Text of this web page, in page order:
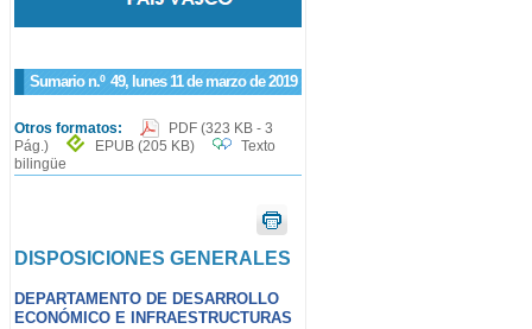
Sumario n.º 49, lunes 11 de marzo de 2019
Otros formatos: PDF (323 KB - 3
Pág.)
EPUB (205 KB)
Texto
bilingüe
DISPOSICIONES GENERALES
DEPARTAMENTO DE DESARROLLO
ECONÓMICO E INFRAESTRUCTURAS